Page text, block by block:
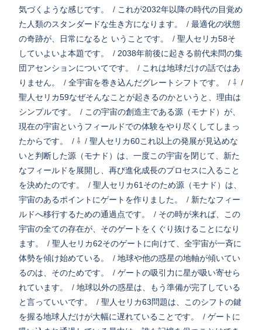
気づくような感じです。 / これが2032年以降の時代の目覚め
た人類のスタンダードな生き方になります。
/ 最適化の状態
の奇跡が、日常になると いうことです。
/ 聖人セリカ58そ
していよいよ本題です。
/ 2038年前後に起きる前代未問の集
団アセンションについてです。
/ これは地球だけの話ではあ
りません。
/ 全宇宙を巻き込んだグレートシフトです。 / ⇩ /
聖人セリカ59なぜそんなことが起きるのかというと、理由は
シンプルです。
/ この宇宙の創造主である源（モナド）が、
現在の宇宙というフィールドでの体験をやり尽くしてしまっ
たからです。
/ ⇩ / 聖人セリカ60これ以上の発展が見込めな
いと判断した源（モナド）は、一度この宇宙を閉じて、新た
なフィールドを展開し、再び進化成長のプロセスに入ること
を決めたのです。
/ 聖人セリカ61そのため源（モナド）は、
宇宙のあるポイントにゲートを作りました。
/ 新たなフィー
ルドへ移行するための通過点です。
/ その時が来れば、この
宇宙の全ての存在が、そのゲートをくぐり抜けることになり
ます。
/ 聖人セリカ62そのゲートに向けて、全宇宙が一斉に
体勢を傾け始めている。
/ 地球や他の惑星の地軸が傾いてい
るのは、そのためです。
/ ゲートの吸引力に星が吸い寄せら
れています。
/ 地球以外の惑星は、もう準備が完了している
と言っていいです。
/ 聖人セリカ63問題は、このシフトの鍵
を握る地球人だけが大幅に遅れていることです。
/ ゲートに